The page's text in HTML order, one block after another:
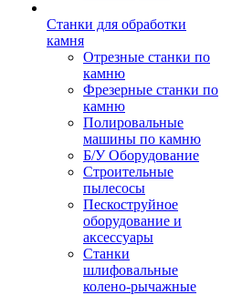
Станки для обработки
камня
Отрезные станки по
камню
Фрезерные станки по
камню
Полировальные
машины по камню
Б/У Оборудование
Строительные
пылесосы
Пескоструйное
оборудование и
аксессуары
Станки
шлифовальные
колено-рычажные